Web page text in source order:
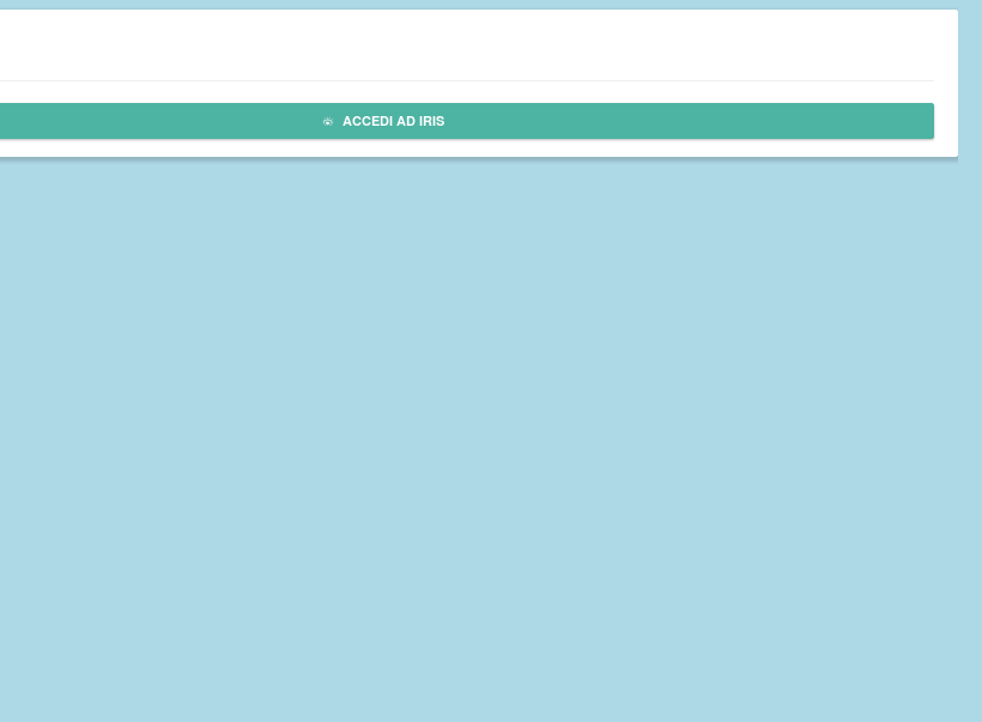
ACCEDI AD IRIS